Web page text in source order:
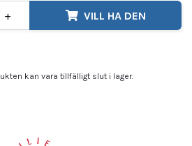
+ VILL HA DEN
kan vara tillfälligt slut i lager.